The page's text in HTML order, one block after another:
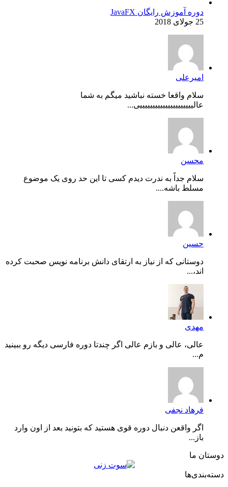
دوره آموزش رایگان JavaFX
25 جولای 2018
امیرعلی
سلام واقعا خسته نباشید میگم به شما
عالیییییییییییییییییییییی...
محسن
سلام جداً به ندرت دیدم کسی تا این حد روی یک موضوع
مسلط باشه....
حسین
دوستانی که از نیاز به ارتقای دانش برنامه نویس صحبت کرده
اند،...
مهدی
عالی، عالی و بازم عالی اگر چندتا دوره فارسی دیگه رو ببینید
م...
فرهاد نجفی
اگر واقعن دنبال دوره قوی هستید که بتونید بعد از اون وارد
باز...
دوستان ما
دسته‌بندی‌ها